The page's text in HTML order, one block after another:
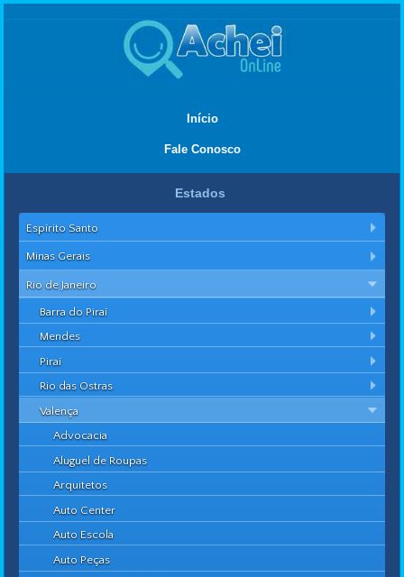
Início
Fale Conosco
Estados
Espírito Santo
Minas Gerais
Rio de Janeiro
Barra do Piraí
Mendes
Piraí
Rio das Ostras
Valença
Advocacia
Aluguel de Roupas
Arquitetos
Auto Center
Auto Escola
Auto Peças